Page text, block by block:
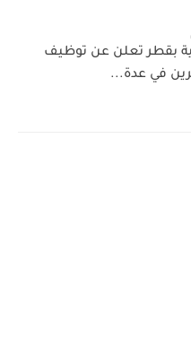
بقطر تعلن عن توظيف
في عدة...